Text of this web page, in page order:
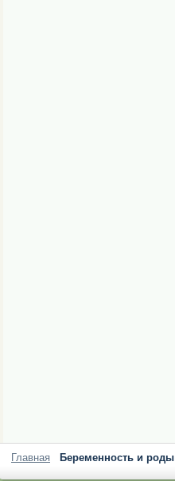
Главная Беременность и роды